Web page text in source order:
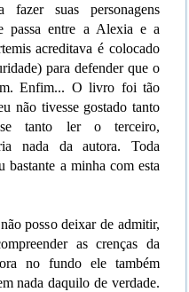
suas personagens
passa entre a Alexia e a
acreditava é colocado
para defender que o
Enfim... O livro foi tão
não tivesse gostado tanto
tanto ler o terceiro,
nada da autora. Toda
bastante a minha com esta
posso deixar de admitir,
as crenças da
no fundo ele também
nada daquilo de verdade.